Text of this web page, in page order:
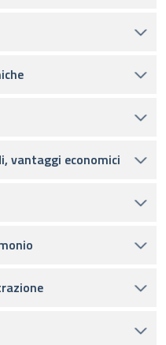
vantaggi economici